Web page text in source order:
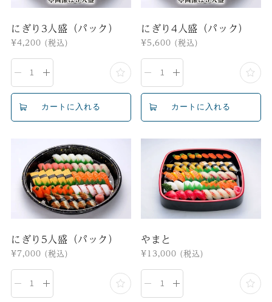
にぎり3人盛（パック）
通
格
¥4,200 (税込)
にぎり4人盛（パック）
通
格
¥5,600 (税込)
にぎり5人盛（パック）
通
格
¥7,000 (税込)
やまと
通
格
¥13,000 (税込)